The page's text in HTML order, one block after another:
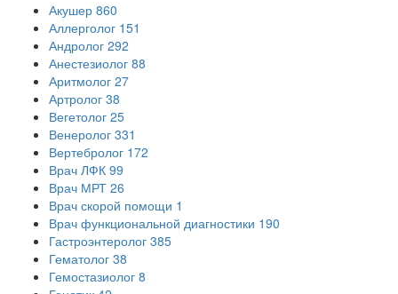
Акушер 860
Аллерголог 151
Андролог 292
Анестезиолог 88
Аритмолог 27
Артролог 38
Вегетолог 25
Венеролог 331
Вертебролог 172
Врач ЛФК 99
Врач МРТ 26
Врач скорой помощи 1
Врач функциональной диагностики 190
Гастроэнтеролог 385
Гематолог 38
Гемостазиолог 8